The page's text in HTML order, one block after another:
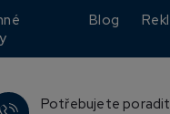
Blog
Potřebujete